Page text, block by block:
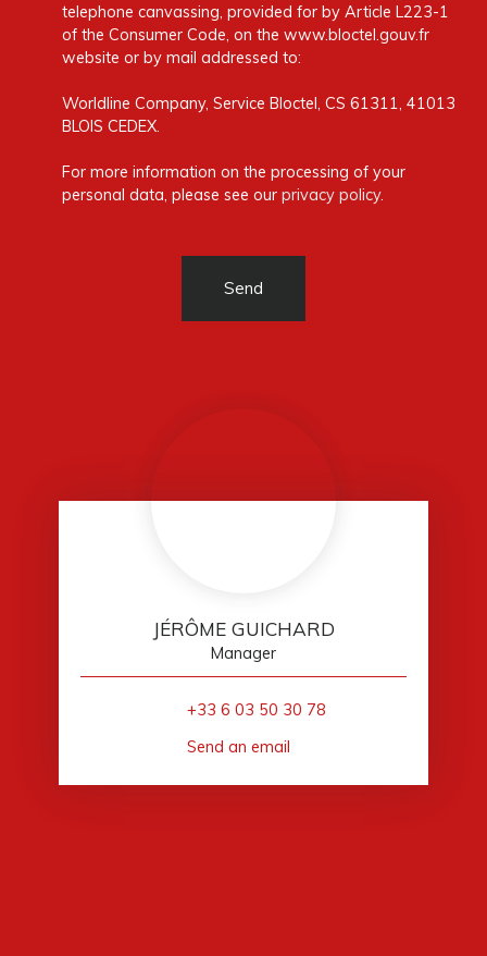
telephone canvassing, provided for by Article L223-1
of the Consumer Code, on the www.bloctel.gouv.fr
website or by mail addressed to:
Worldline Company, Service Bloctel, CS 61311, 41013
BLOIS CEDEX.
For more information on the processing of your
personal data, please see our privacy policy.
Send
JÉRÔME GUICHARD
Manager
+33 6 03 50 30 78
Send an email